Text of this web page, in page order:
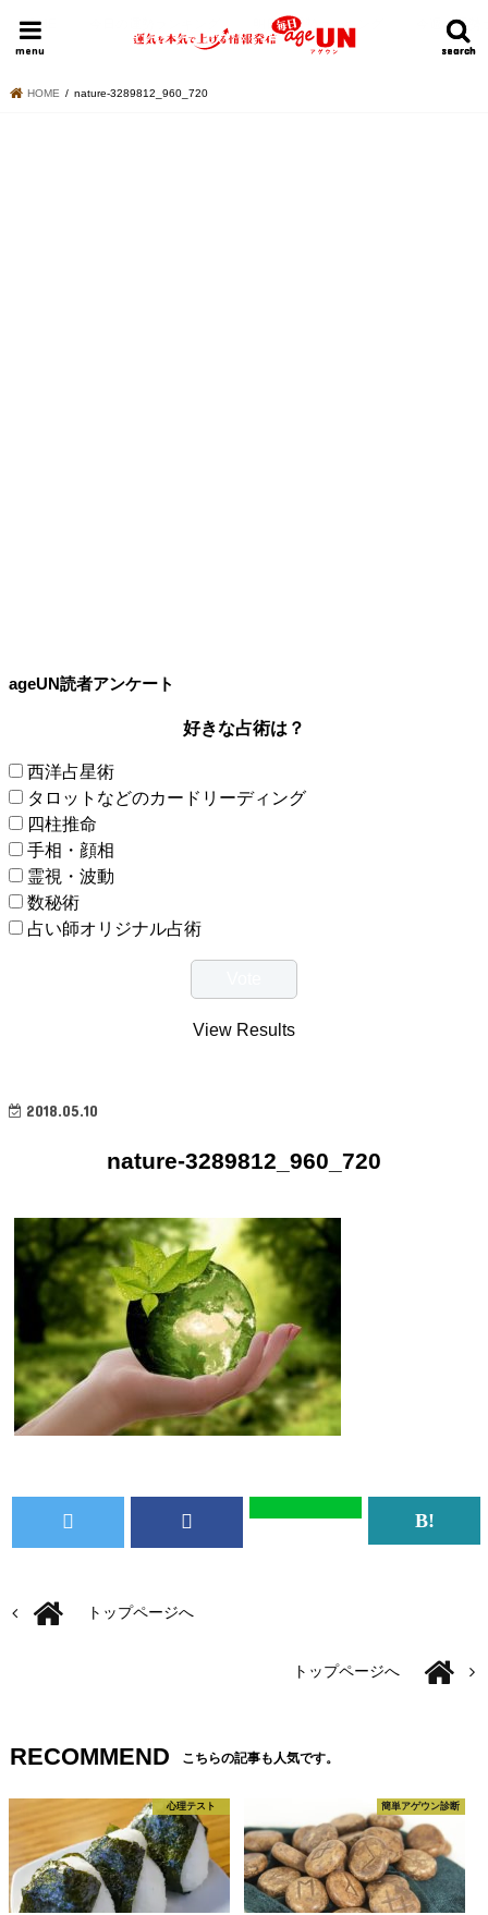
search
search
menu
HOME 明日の運勢ランキング 今週の運勢
HOME nature-3289812_960_720
ageUN読者アンケート
好きな占術は？
西洋占星術
タロットなどのカードリーディング
四柱推命
手相・顔相
霊視・波動
数秘術
占い師オリジナル占術
View Results
2018.05.10
nature-3289812_960_720
トップページへ
トップページへ
RECOMMEND こちらの記事も人気です。
心理テスト 簡単アゲウン診断